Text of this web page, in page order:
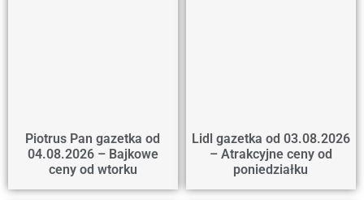
Piotrus Pan gazetka od
04.08.2026 – Bajkowe
ceny od wtorku
Lidl gazetka od 03.08.2026
– Atrakcyjne ceny od
poniedziałku